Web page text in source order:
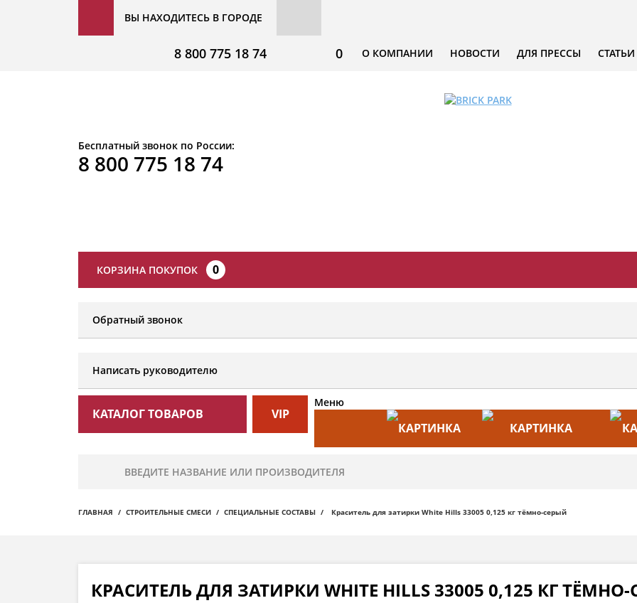
ВЫ НАХОДИТЕСЬ В ГОРОДЕ
О КОМПАНИИ НОВОСТИ ДЛЯ ПРЕССЫ СТАТЬИ
0
8 800 775 18 74
Бесплатный звонок по России:
8 800 775 18 74
КОРЗИНА ПОКУПОК 0
Обратный звонок
Написать руководителю
КАТАЛОГ ТОВАРОВ VIP
Меню
ГЛАВНАЯ СТРОИТЕЛЬНЫЕ СМЕСИ СПЕЦИАЛЬНЫЕ СОСТАВЫ Краситель для затирки White Hills 33005 0,125 кг тёмно-серый
КРАСИТЕЛЬ ДЛЯ ЗАТИРКИ WHITE HILLS 33005 0,125 КГ